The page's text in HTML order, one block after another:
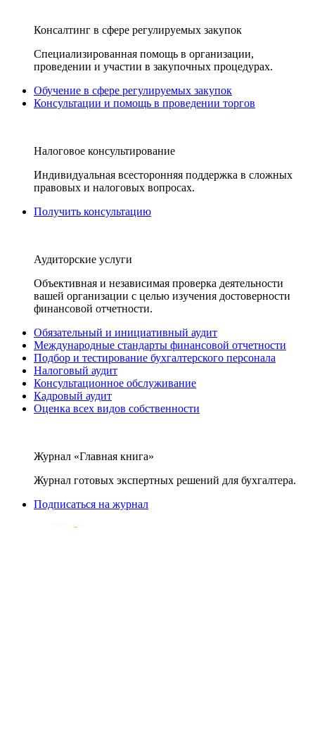
Консалтинг в сфере регулируемых закупок
Специализированная помощь в организации,
проведении и участии в закупочных процедурах.
Обучение в сфере регулируемых закупок
Консультации и помощь в проведении торгов
Налоговое консультирование
Индивидуальная всесторонняя поддержка в сложных
правовых и налоговых вопросах.
Получить консультацию
Аудиторские услуги
Объективная и независимая проверка деятельности
вашей организации с целью изучения достоверности
финансовой отчетности.
Обязательный и инициативный аудит
Международные стандарты финансовой отчетности
Подбор и тестирование бухгалтерского персонала
Налоговый аудит
Консультационное обслуживание
Кадровый аудит
Оценка всех видов собственности
Журнал «Главная книга»
Журнал готовых экспертных решений для бухгалтера.
Подписаться на журнал